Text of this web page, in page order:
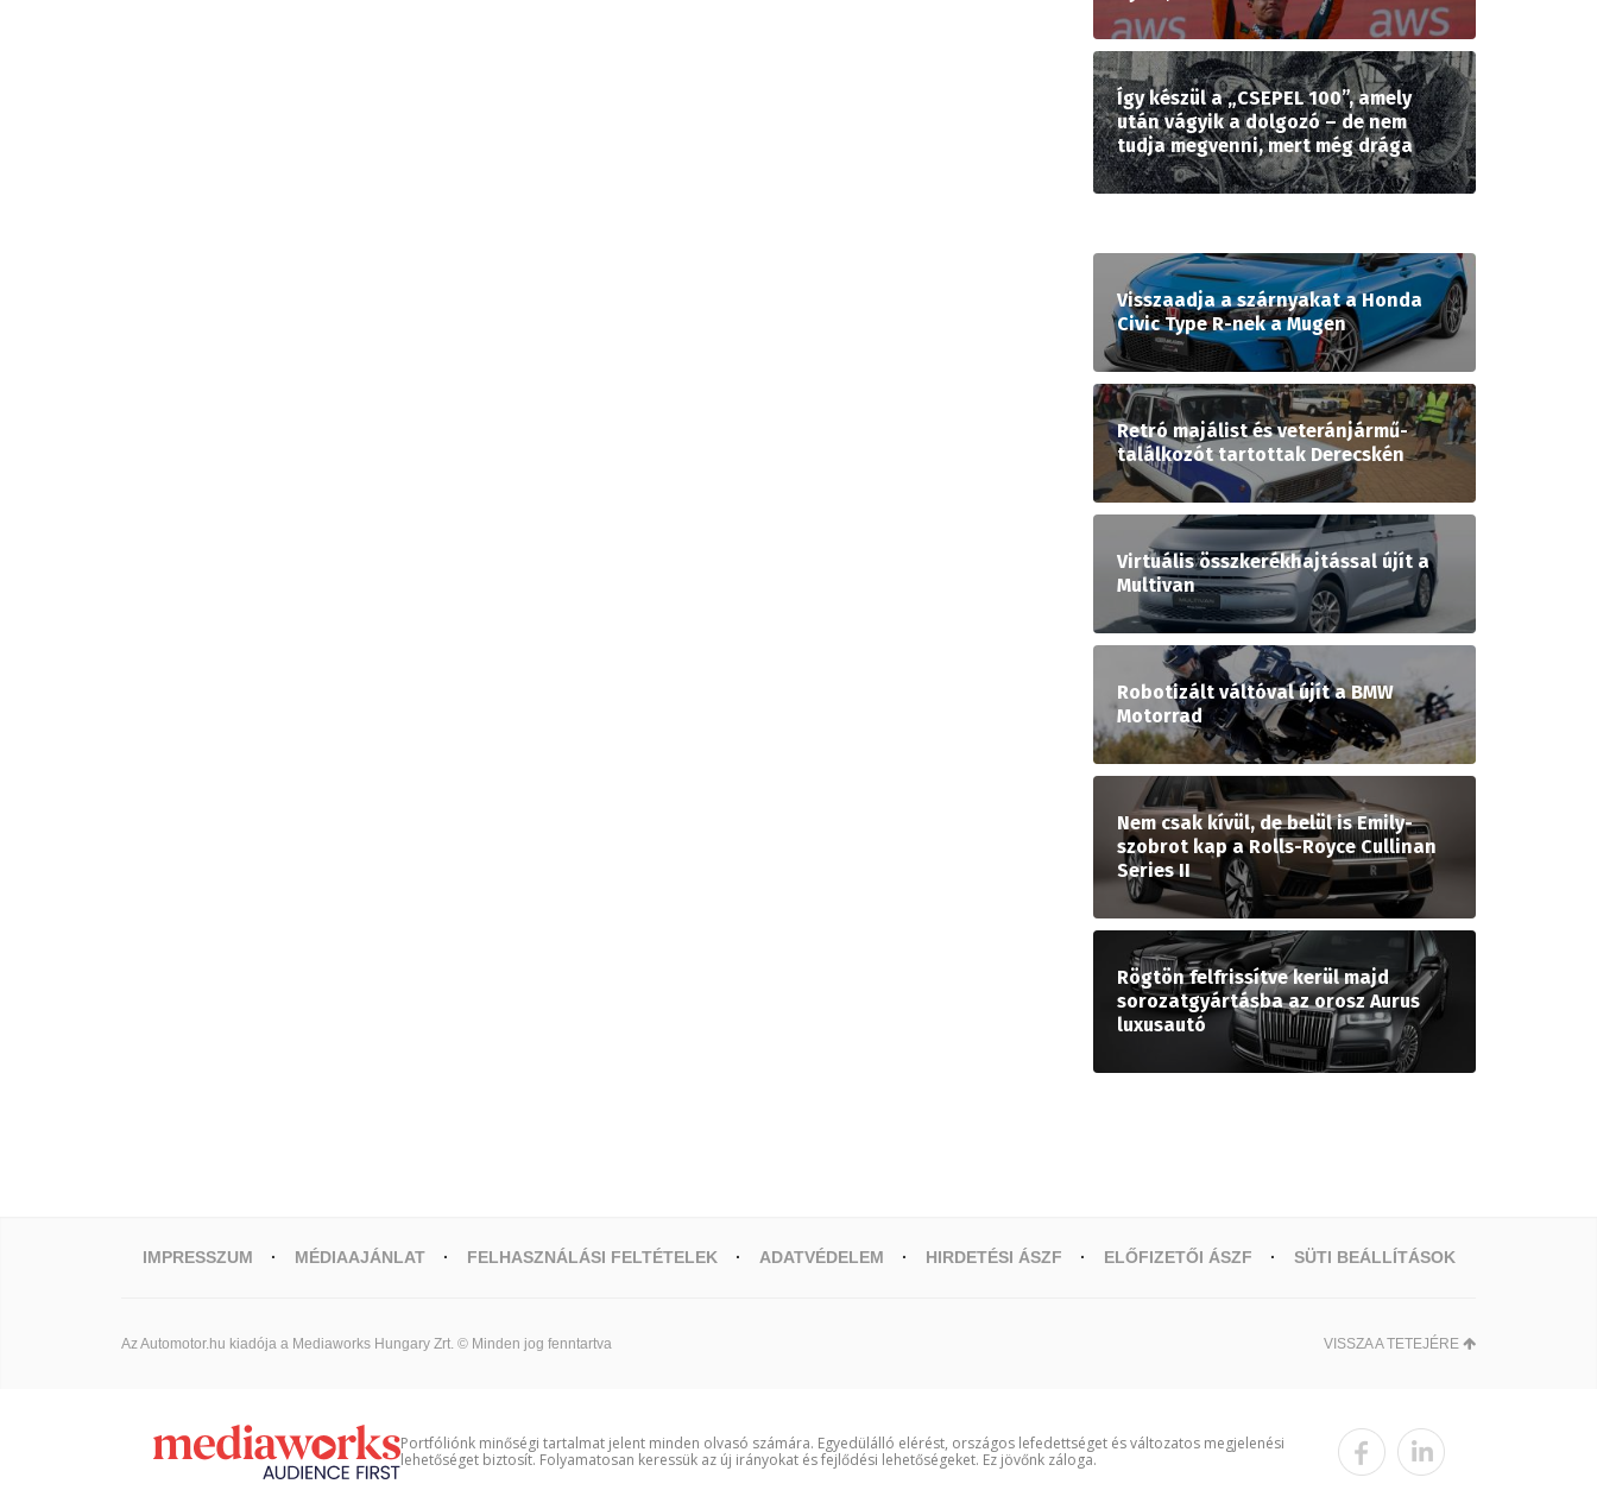
Így készül a „CSEPEL 100”, amely
után vágyik a dolgozó – de nem
tudja megvenni, mert még drága
Visszaadja a szárnyakat a Honda
Civic Type R-nek a Mugen
Retró majálist és veteránjármű-
találkozót tartottak Derecskén
Virtuális összkerékhajtással újít a
Multivan
Robotizált váltóval újít a BMW
Motorrad
Nem csak kívül, de belül is Emily-
szobrot kap a Rolls-Royce Cullinan
Series II
Rögtön felfrissítve kerül majd
sorozatgyártásba az orosz Aurus
luxusautó
IMPRESSZUM MÉDIAAJÁNLAT FELHASZNÁLÁSI FELTÉTELEK ADATVÉDELEM HIRDETÉSI ÁSZF ELŐFIZETŐI ÁSZF SÜTI BEÁLLÍTÁSOK
Az Automotor.hu kiadója a Mediaworks Hungary Zrt. © Minden jog fenntartva VISSZA A TETEJÉRE
Portfóliónk minőségi tartalmat jelent minden olvasó számára. Egyedülálló elérést, országos lefedettséget és változatos megjelenési
lehetőséget biztosít. Folyamatosan keressük az új irányokat és fejlődési lehetőségeket. Ez jövőnk záloga.